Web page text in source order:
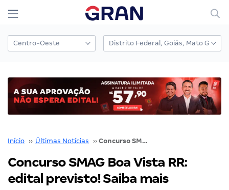
Início ›› Últimas Notícias ›› Concurso SMAG Boa Vista RR: edital previsto! Saiba mais
Concurso SMAG Boa Vista RR:
edital previsto! Saiba mais